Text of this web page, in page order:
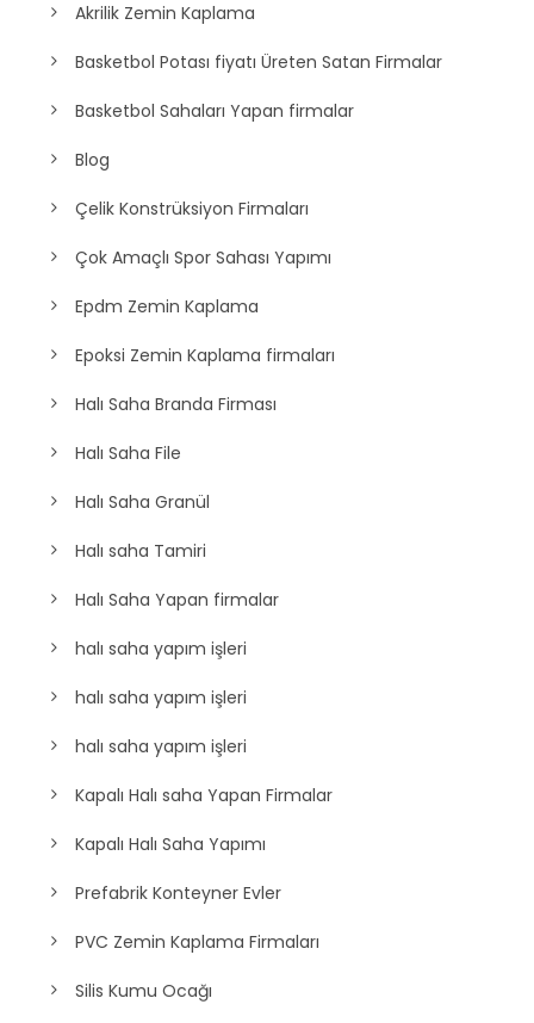
Akrilik Zemin Kaplama
Basketbol Potası fiyatı Üreten Satan Firmalar
Basketbol Sahaları Yapan firmalar
Blog
Çelik Konstrüksiyon Firmaları
Çok Amaçlı Spor Sahası Yapımı
Epdm Zemin Kaplama
Epoksi Zemin Kaplama firmaları
Halı Saha Branda Firması
Halı Saha File
Halı Saha Granül
Halı saha Tamiri
Halı Saha Yapan firmalar
halı saha yapım işleri
halı saha yapım işleri
halı saha yapım işleri
Kapalı Halı saha Yapan Firmalar
Kapalı Halı Saha Yapımı
Prefabrik Konteyner Evler
PVC Zemin Kaplama Firmaları
Silis Kumu Ocağı